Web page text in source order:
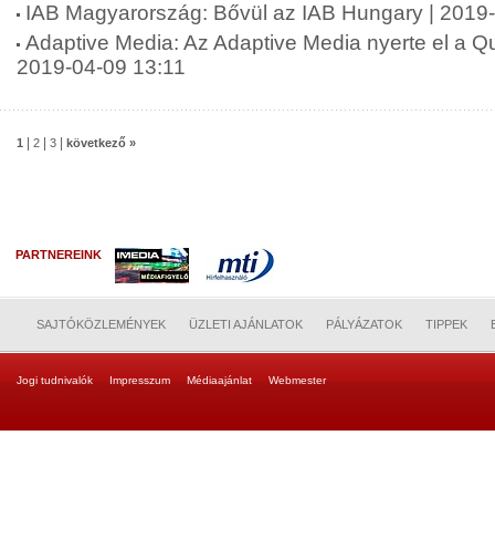
IAB Magyarország: Bővül az IAB Hungary |
Adaptive Media: Az Adaptive Media nyerte el a
2019-04-09 13:11
1 2 3 következő »
PARTNEREINK
SAJTÓKÖZLEMÉNYEK ÜZLETI AJÁNLATOK PÁLYÁZATOK TIPPEK
Jogi tudnivalók Impresszum Médiaajánlat Webmester